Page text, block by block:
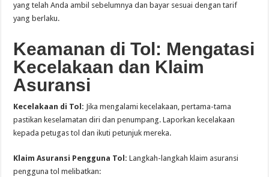
yang telah Anda ambil sebelumnya dan bayar sesuai dengan tarif
yang berlaku.
Keamanan di Tol: Mengatasi
Kecelakaan dan Klaim
Asuransi
Kecelakaan di Tol: Jika mengalami kecelakaan, pertama-tama
pastikan keselamatan diri dan penumpang. Laporkan kecelakaan
kepada petugas tol dan ikuti petunjuk mereka.
Klaim Asuransi Pengguna Tol: Langkah-langkah klaim asuransi
pengguna tol melibatkan: